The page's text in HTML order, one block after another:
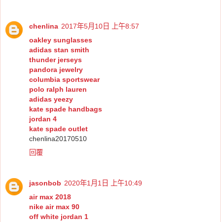
chenlina 2017年5月10日 上午8:57
oakley sunglasses
adidas stan smith
thunder jerseys
pandora jewelry
columbia sportswear
polo ralph lauren
adidas yeezy
kate spade handbags
jordan 4
kate spade outlet
chenlina20170510
回覆
jasonbob 2020年1月1日 上午10:49
air max 2018
nike air max 90
off white jordan 1